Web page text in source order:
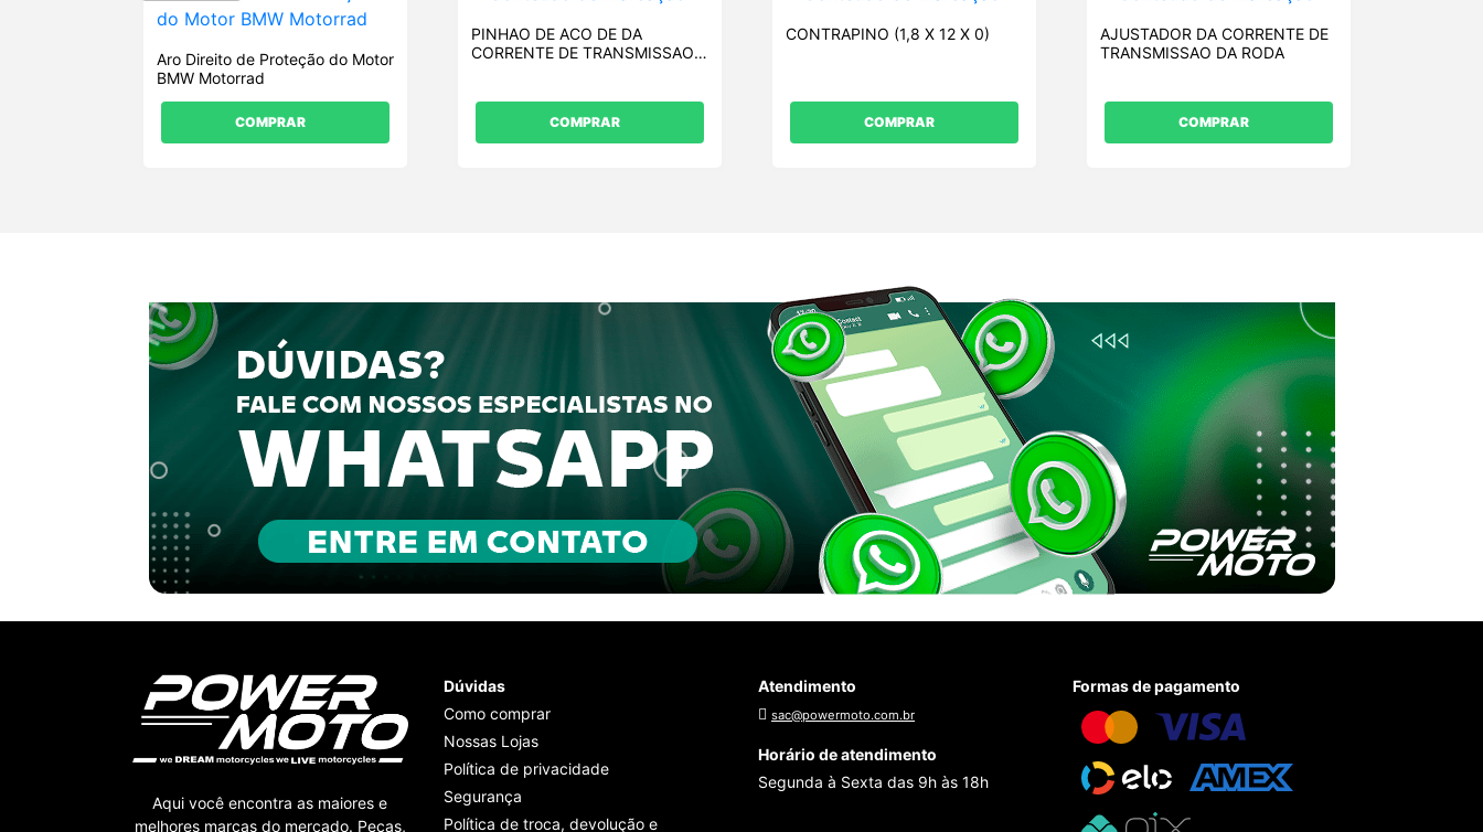
Aro Direito de Proteção do Motor
BMW Motorrad
COMPRAR
PINHAO DE ACO DE DA
CORRENTE DE TRANSMISSAO
COMPRAR
CONTRAPINO (1,8 X 12 X 0)
COMPRAR
AJUSTADOR DA CORRENTE DE
TRANSMISSAO DA RODA
COMPRAR
Aqui você encontra as maiores e
melhores marcas do mercado. Peças,
Dúvidas
Como comprar
Nossas Lojas
Política de privacidade
Segurança
Política de troca, devolução e
Atendimento
sac@powermoto.com.br
Horário de atendimento
Segunda à Sexta das 9h às 18h
Formas de pagamento